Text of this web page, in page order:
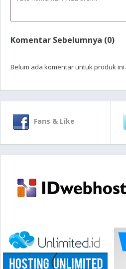
Komentar Sebelumnya (0)
Belum ada komentar untuk produk ini.
Fans & Like